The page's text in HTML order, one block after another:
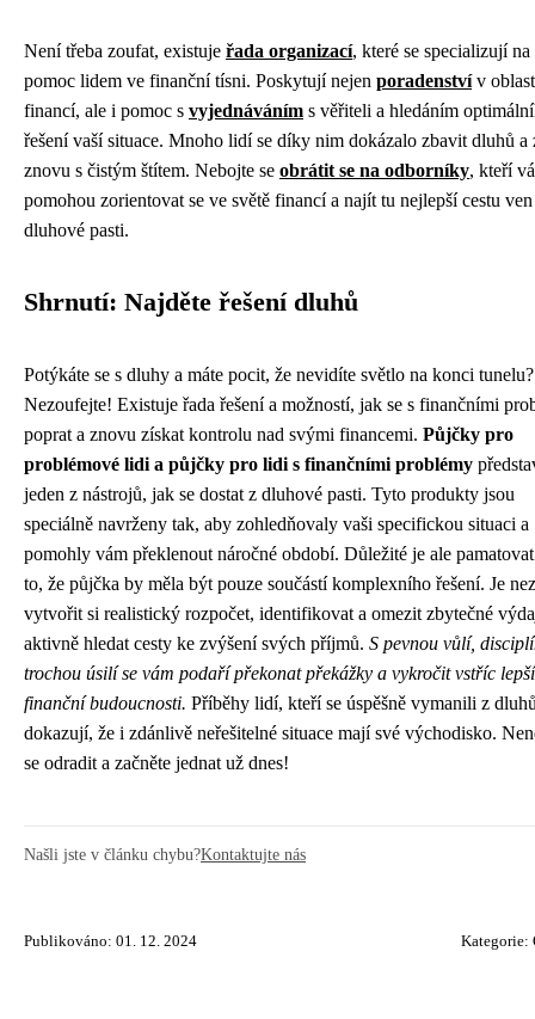
Není třeba zoufat, existuje řada organizací, které se specializují na
pomoc lidem ve finanční tísni. Poskytují nejen poradenstvív
financí, ale i pomoc s vyjednáváním s věřiteli a hledáním
řešení vaší situace. Mnoho lidí se díky nim dokázalo zbavit dluhů a
znovu s čistým štítem. Nebojte se obrátit se na odborníky, kteří
pomohou zorientovat se ve světě financí a najít tu nejlepší cestu
dluhové pasti.
Shrnutí: Najděte řešení dluhů
Potýkáte se s dluhy a máte pocit, že nevidíte světlo na konci tunelu?
Nezoufejte! Existuje řada řešení a možností, jak se s finančními
poprat a znovu získat kontrolu nad svými financemi. Půjčky pro
problémové lidi a půjčky pro lidi s finančními problémy
jeden z nástrojů, jak se dostat z dluhové pasti. Tyto produkty jsou
speciálně navrženy tak, aby zohledňovaly vaši specifickou situaci a
pomohly vám překlenout náročné období. Důležité je ale
to, že půjčka by měla být pouze součástí komplexního řešení. Je
vytvořit si realistický rozpočet, identifikovat a omezit zbytečné
aktivně hledat cesty ke zvýšení svých příjmů. S pevnou vůlí,
trochou úsilí se vám podaří překonat překážky a vykročit vstříc lepší
finanční budoucnosti. Příběhy lidí, kteří se úspěšně vymanili z
dokazují, že i zdánlivě neřešitelné situace mají své východisko.
se odradit a začněte jednat už dnes!
Našli jste v článku chybu?Kontaktujte nás
Publikováno: 01. 12. 2024 Kategorie: